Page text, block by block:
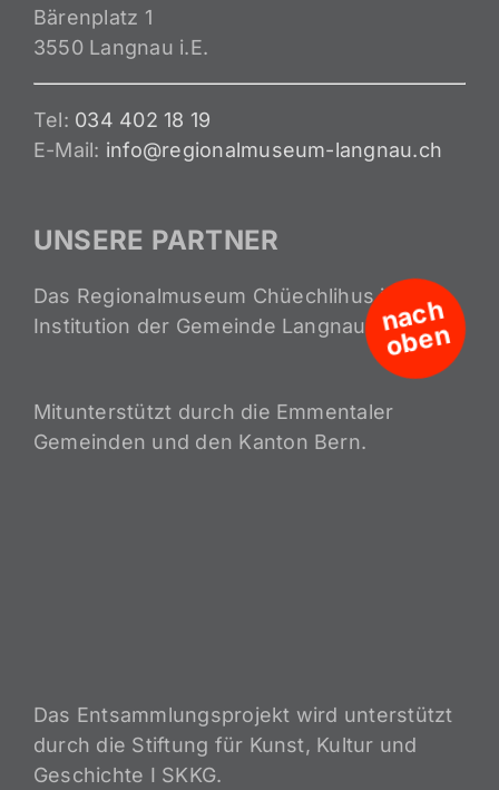
n
a
c
h
o
b
e
n
Bärenplatz 1
3550 Langnau i.E.
Tel: 034 402 18 19
E-Mail: info@regionalmuseum-langnau.ch
UNSERE PARTNER
Das Regionalmuseum Chüechlihus ist eine
Institution der Gemeinde Langnau i.E.
Mitunterstützt durch die Emmentaler
Gemeinden und den Kanton Bern.
Das Entsammlungsprojekt wird unterstützt
durch die Stiftung für Kunst, Kultur und
Geschichte I SKKG.